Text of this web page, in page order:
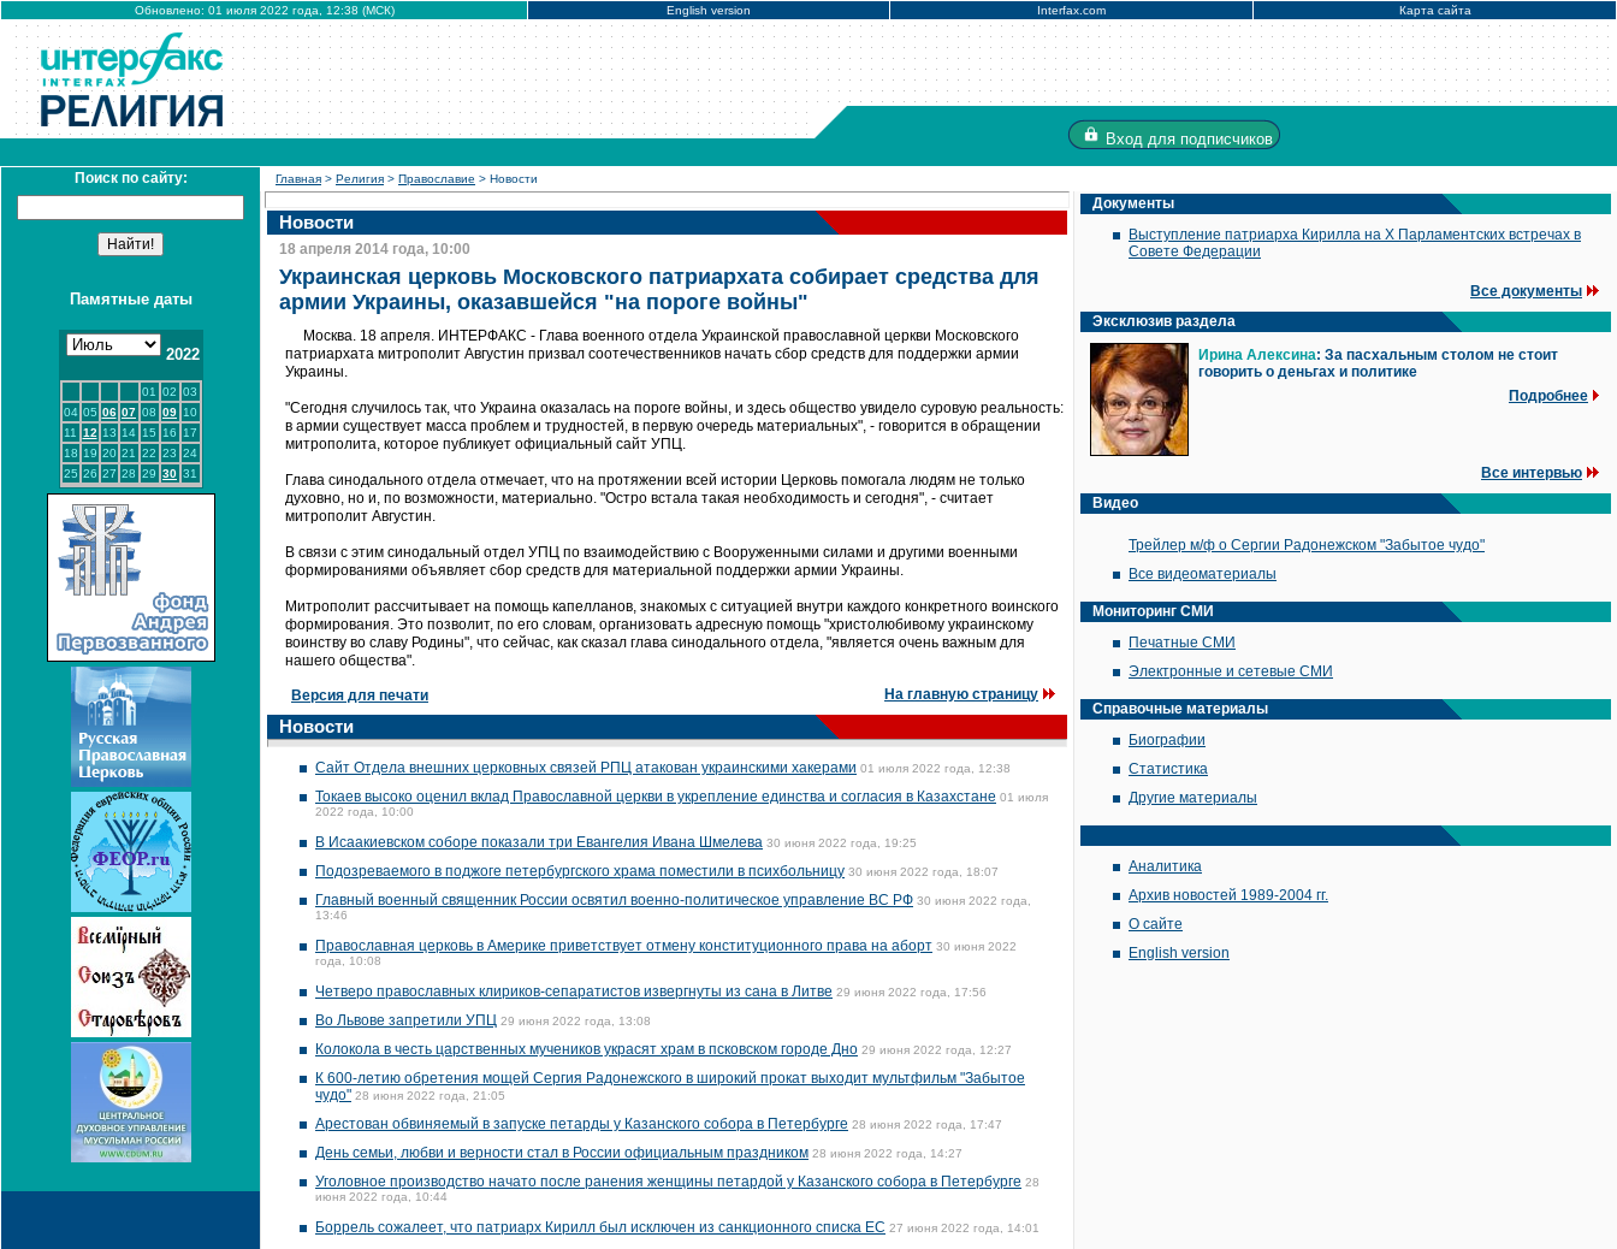
Обновлено: 01 июля 2022 года, 12:38 (МСК) English version Interfax.com Карта сайта
Вход для подписчиков
Поиск по сайту:
Памятные даты
2022
01 02 03
04 05 06 07 08 09 10
11
12 13 14 15 16
17
18 19 20 21 22 23 24
25 26 27 28 29 30 31
Главная > Религия > Православие > Новости
Новости
18 апреля 2014 года, 10:00
Украинская церковь Московского патриархата собирает средства для
армии Украины, оказавшейся "на пороге войны"
Москва. 18 апреля. ИНТЕРФАКС - Глава военного отдела Украинской православной церкви Московского
патриархата митрополит Августин призвал соотечественников начать сбор средств для поддержки армии
Украины.
"Сегодня случилось так, что Украина оказалась на пороге войны, и здесь общество увидело суровую реальность:
в армии существует масса проблем и трудностей, в первую очередь материальных", - говорится в обращении
митрополита, которое публикует официальный сайт УПЦ.
Глава синодального отдела отмечает, что на протяжении всей истории Церковь помогала людям не только
духовно, но и, по возможности, материально. "Остро встала такая необходимость и сегодня", - считает
митрополит Августин.
В связи с этим синодальный отдел УПЦ по взаимодействию с Вооруженными силами и другими военными
формированиями объявляет сбор средств для материальной поддержки армии Украины.
Митрополит рассчитывает на помощь капелланов, знакомых с ситуацией внутри каждого конкретного воинского
формирования. Это позволит, по его словам, организовать адресную помощь "христолюбивому украинскому
воинству во славу Родины", что сейчас, как сказал глава синодального отдела, "является очень важным для
нашего общества".
Версия для печати На главную страницу
Новости
Сайт Отдела внешних церковных связей РПЦ атакован украинскими хакерами 01 июля 2022 года, 12:38
Токаев высоко оценил вклад Православной церкви в укрепление единства и согласия в Казахстане 01 июля
2022 года, 10:00
В Исаакиевском соборе показали три Евангелия Ивана Шмелева 30 июня 2022 года, 19:25
Подозреваемого в поджоге петербургского храма поместили в психбольницу 30 июня 2022 года, 18:07
Главный военный священник России освятил военно-политическое управление ВС РФ 30 июня 2022 года,
13:46
Православная церковь в Америке приветствует отмену конституционного права на аборт 30 июня 2022
года, 10:08
Четверо православных клириков-сепаратистов извергнуты из сана в Литве 29 июня 2022 года, 17:56
Во Львове запретили УПЦ 29 июня 2022 года, 13:08
Колокола в честь царственных мучеников украсят храм в псковском городе Дно 29 июня 2022 года, 12:27
К 600-летию обретения мощей Сергия Радонежского в широкий прокат выходит мультфильм "Забытое
чудо" 28 июня 2022 года, 21:05
Арестован обвиняемый в запуске петарды у Казанского собора в Петербурге 28 июня 2022 года, 17:47
День семьи, любви и верности стал в России официальным праздником 28 июня 2022 года, 14:27
Уголовное производство начато после ранения женщины петардой у Казанского собора в Петербурге 28
июня 2022 года, 10:44
Боррель сожалеет, что патриарх Кирилл был исключен из санкционного списка ЕС 27 июня 2022 года, 14:01
Документы
Выступление патриарха Кирилла на X Парламентских встречах в
Совете Федерации
Все документы
Эксклюзив раздела
Ирина Алексина: За пасхальным столом не стоит
говорить о деньгах и политике
Подробнее
Все интервью
Видео
Трейлер м/ф о Сергии Радонежском "Забытое чудо"
Все видеоматериалы
Мониторинг СМИ
Печатные СМИ
Электронные и сетевые СМИ
Справочные материалы
Биографии
Статистика
Другие материалы
Аналитика
Архив новостей 1989-2004 гг.
О сайте
English version